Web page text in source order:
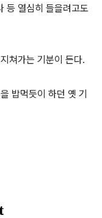
등 열심히 들을려고도
쳐가는 기분이 든다.
밥먹듯이 하던 옛 기